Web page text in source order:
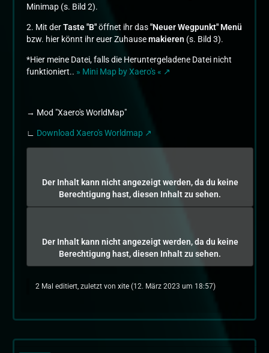
Minimap (s. Bild 2).
2. Mit derTaste "B"öffnet ihr das"Neuer Wegpunkt" Menü
bzw. hier könnt ihr euer Zuhausemakieren (s. Bild 3).
*Hier meine Datei, falls die Heruntergeladene Datei nicht
funktioniert.. » Mini Map by Xaero's «
→ Mod "Xaero's WorldMap"
∟ Download Xaero's Worldmap
Der Inhalt kann nicht angezeigt werden, da du keine
Berechtigung hast, diesen Inhalt zu sehen.
Der Inhalt kann nicht angezeigt werden, da du keine
Berechtigung hast, diesen Inhalt zu sehen.
2 Mal editiert, zuletzt von xite (12. März 2023 um 18:57)